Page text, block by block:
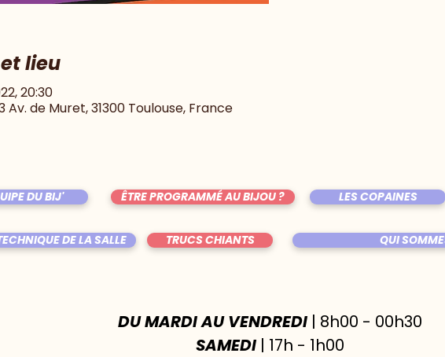
lieu
20:30
Av. de Muret, 31300 Toulouse, France
DU BIJ' ÊTRE PROGRAMMÉ AU BIJOU ? LES COPAINES
DE LA SALLE TRUCS CHIANTS QUI
DU MARDI AU VENDREDI| 8h00 - 00h30
SAMEDI| 17h - 1h00